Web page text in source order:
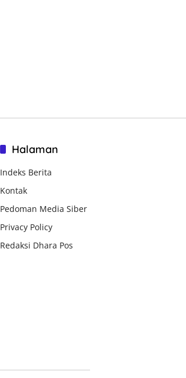
Halaman
Indeks Berita
Kontak
Pedoman Media Siber
Privacy Policy
Redaksi Dhara Pos